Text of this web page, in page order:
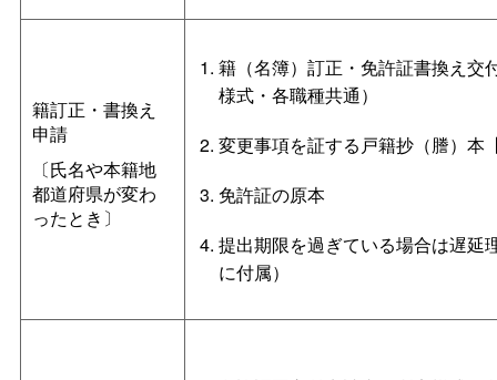
籍訂正・書換え
申請
〔氏名や本籍地
都道府県が変わ
ったとき〕
籍（名簿）訂正・免許証書換え交
様式・各職種共通）
変更事項を証する戸籍抄（謄）本
免許証の原本
提出期限を過ぎている場合は遅延
に付属）